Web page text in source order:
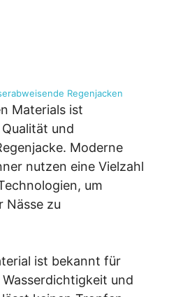
Regenjacken
Materials ist
und
Moderne
nutzen eine Vielzahl
um
Nässe zu
ist bekannt für
und